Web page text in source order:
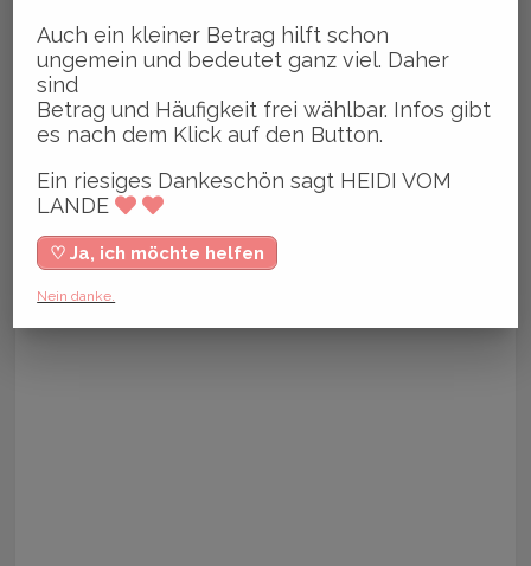
Auch ein kleiner Betrag hilft schon
ungemein und bedeutet ganz viel. Daher
sind
Betrag und Häufigkeit frei wählbar. Infos gibt
es nach dem Klick auf den Button.
Ein riesiges Dankeschön sagt HEIDI VOM
LANDE
♡ Ja, ich möchte helfen
Nein danke.